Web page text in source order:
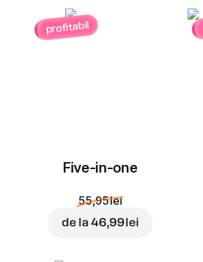
profitabil
Five-in-one
55,95 lei
de la46,99 lei